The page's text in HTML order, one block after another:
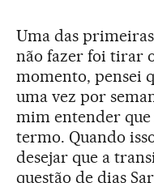
Uma das
não fazer foi tirar
momento, pensei
uma vez por
mim entender
termo. Quando
desejar que a
questão de dias